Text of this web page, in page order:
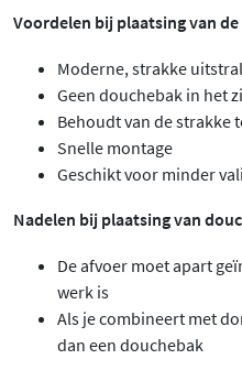
Voordelen bij plaatsing van
Moderne, strakke
Geen douchebak in het
Behoudt van de strakke
Snelle montage
Geschikt voor minder
Nadelen bij plaatsing van
De afvoer moet apart
werk is
Als je combineert met
dan een douchebak